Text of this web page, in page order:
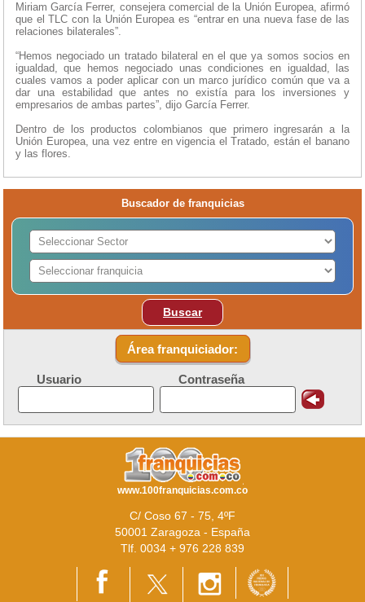
Miriam García Ferrer, consejera comercial de la Unión Europea, afirmó
que el TLC con la Unión Europea es “entrar en una nueva fase de las
relaciones bilaterales”.
“Hemos negociado un tratado bilateral en el que ya somos socios en
igualdad, que hemos negociado unas condiciones en igualdad, las
cuales vamos a poder aplicar con un marco jurídico común que va a
dar una estabilidad que antes no existía para los inversiones y
empresarios de ambas partes”, dijo García Ferrer.
Dentro de los productos colombianos que primero ingresarán a la
Unión Europea, una vez entre en vigencia el Tratado, están el banano
y las flores.
Buscador de franquicias
Buscar
Área franquiciador:
Usuario Contraseña
www.100franquicias.com.co
C/ Coso 67 - 75, 4ºF
50001 Zaragoza - España
Tlf. 0034 + 976 228 839